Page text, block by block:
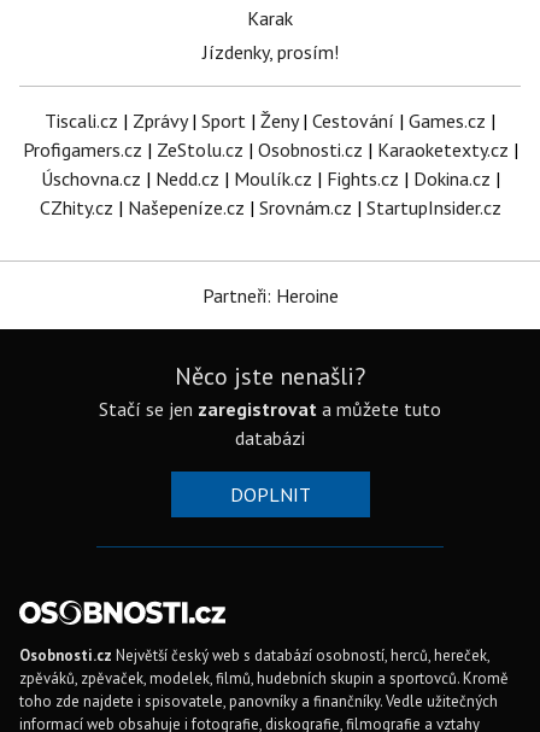
Karak
Jízdenky, prosím!
Tiscali.cz | Zprávy| Sport | Ženy| Cestování | Games.cz |
Profigamers.cz | ZeStolu.cz | Osobnosti.cz | Karaoketexty.cz |
Úschovna.cz | Nedd.cz | Moulík.cz | Fights.cz | Dokina.cz |
CZhity.cz | Našepeníze.cz | Srovnám.cz | StartupInsider.cz
Partneři: Heroine
Něco jste nenašli?
Stačí se jen zaregistrovat a můžete tuto
databázi
DOPLNIT
Osobnosti.cz Největší český web s databází osobností, herců, hereček,
zpěváků, zpěvaček, modelek, filmů, hudebních skupin a sportovců. Kromě
toho zde najdete i spisovatele, panovníky a finančníky. Vedle užitečných
informací web obsahuje i fotografie, diskografie, filmografie a vztahy